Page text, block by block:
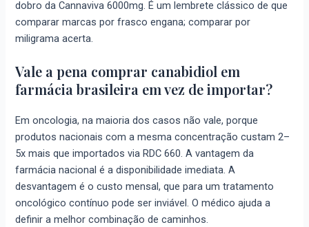
dobro da Cannaviva 6000mg. É um lembrete clássico de que
comparar marcas por frasco engana; comparar por
miligrama acerta.
Vale a pena comprar canabidiol em
farmácia brasileira em vez de importar?
Em oncologia, na maioria dos casos não vale, porque
produtos nacionais com a mesma concentração custam 2–
5x mais que importados via RDC 660. A vantagem da
farmácia nacional é a disponibilidade imediata. A
desvantagem é o custo mensal, que para um tratamento
oncológico contínuo pode ser inviável. O médico ajuda a
definir a melhor combinação de caminhos.